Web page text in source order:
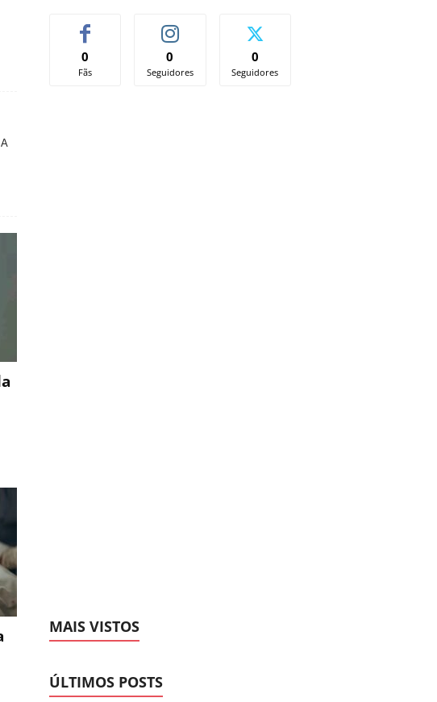
0
Fãs
0
Seguidores
0
Seguidores
MAIS VISTOS
ÚLTIMOS POSTS